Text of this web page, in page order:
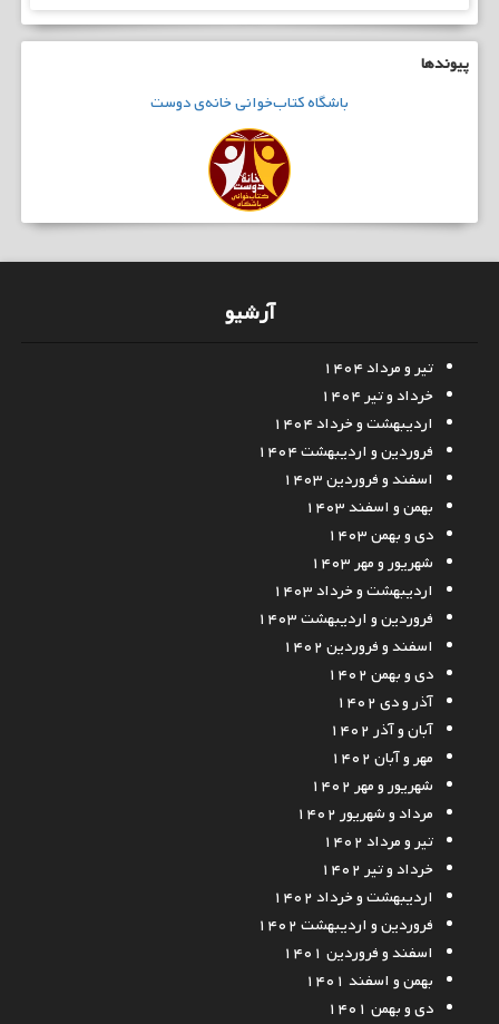
پیوندها
باشگاهکتاب‌خوانیخانه‌ی دوست
آرشیو
تیر و مرداد ۱۴۰۴
خرداد و تیر ۱۴۰۴
اردیبهشت و خرداد ۱۴۰۴
فروردین و اردیبهشت ۱۴۰۴
اسفند و فروردین ۱۴۰۳
بهمن و اسفند ۱۴۰۳
دی و بهمن ۱۴۰۳
شهریور و مهر ۱۴۰۳
اردیبهشت و خرداد ۱۴۰۳
فروردین و اردیبهشت ۱۴۰۳
اسفند و فروردین ۱۴۰۲
دی و بهمن ۱۴۰۲
آذر و دی ۱۴۰۲
آبان و آذر ۱۴۰۲
مهر و آبان ۱۴۰۲
شهریور و مهر ۱۴۰۲
مرداد و شهریور ۱۴۰۲
تیر و مرداد ۱۴۰۲
خرداد و تیر ۱۴۰۲
اردیبهشت و خرداد ۱۴۰۲
فروردین و اردیبهشت ۱۴۰۲
اسفند و فروردین ۱۴۰۱
بهمن و اسفند ۱۴۰۱
دی و بهمن ۱۴۰۱